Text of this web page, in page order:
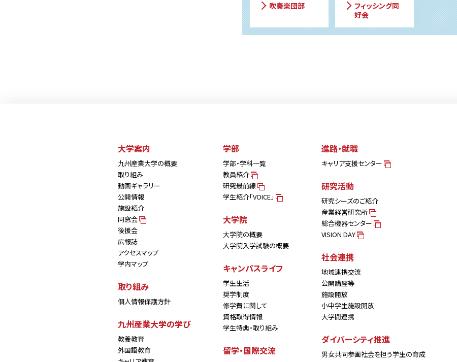
吹奏楽団部
フィッシング同
好会
大学案内
九州産業大学の概要
取り組み
動画ギャラリー
公開情報
施設紹介
同窓会
後援会
広報誌
アクセスマップ
学内マップ
取り組み
個人情報保護方針
九州産業大学の学び
教養教育
外国語教育
学部
学部・学科一覧
教員紹介
研究最前線
学生紹介「VOICE」
大学院
大学院の概要
大学院入学試験の概要
キャンパスライフ
学生生活
奨学制度
修学費に関して
資格取得情報
学生特典・取り組み
留学・国際交流
進路・就職
キャリア支援センター
研究活動
研究シーズのご紹介
産業経営研究所
総合機器センター
VISION DAY
社会連携
地域連携交流
公開講座等
施設開放
小中学生施設開放
大学間連携
ダイバーシティ推進
男女共同参画社会を担う学生の育成